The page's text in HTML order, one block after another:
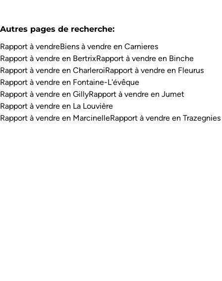
Autres pages de recherche:
Rapport à vendreBiens à vendre en Carnieres
Rapport à vendre en BertrixRapport à vendre en Binche
Rapport à vendre en CharleroiRapport à vendre en Fleurus
Rapport à vendre en Fontaine-L'évêque
Rapport à vendre en GillyRapport à vendre en Jumet
Rapport à vendre en La Louvière
Rapport à vendre en MarcinelleRapport à vendre en Trazegnies